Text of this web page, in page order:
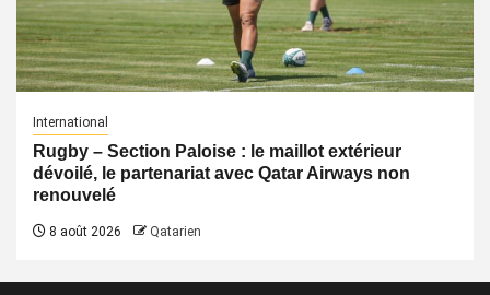
International
Rugby – Section Paloise : le maillot extérieur
dévoilé, le partenariat avec Qatar Airways non
renouvelé
8 août 2026 Qatarien